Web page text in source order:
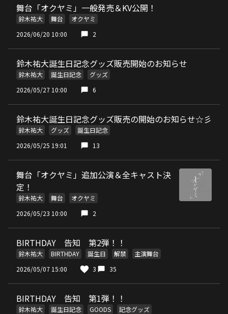
舞台「オクヤミ」一般発売＆KV公開！
鈴木祐大 舞台
オクヤミ
2026/06/20 10:00
2
鈴木祐大誕生日記念グッズ販売開始のお知らせ
鈴木祐大 誕生日記念
グッズ
2026/05/27 10:00
6
鈴木祐大誕生日記念グッズ販売の開始のお知らせ☆彡
鈴木祐大 グッズ
誕生日記念
2026/05/25 19:01
13
舞台「オクヤミ」追加公演＆全キャスト決
定！
鈴木祐大 舞台
オクヤミ
2026/05/23 10:00
2
BIRTHDAY 告知 第2弾！！
鈴木祐大 BIRTHDAY 誕生日 解禁
主演舞台
2026/05/07 15:00
3 35
BIRTHDAY 告知 第1弾！！
鈴木祐大 誕生日記念 GOODS
記念グッズ